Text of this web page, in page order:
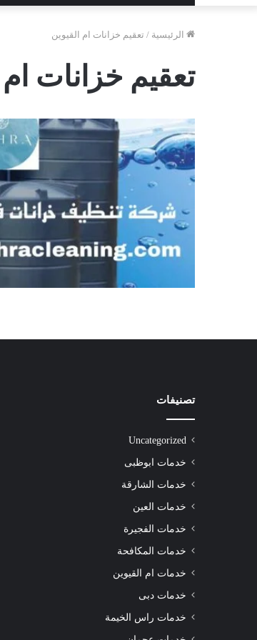
الرئيسية / تعقيم خزانات ام القيوين
تعقيم خزانات ام
تصنيفات
Uncategorized
خدمات ابوظبى
خدمات الشارقة
خدمات العين
خدمات الفجيرة
خدمات المكافحة
خدمات ام القيوين
خدمات دبى
خدمات راس الخيمة
الشارقة
|0508872055|
شركة تنظيف سجاد الشارقة